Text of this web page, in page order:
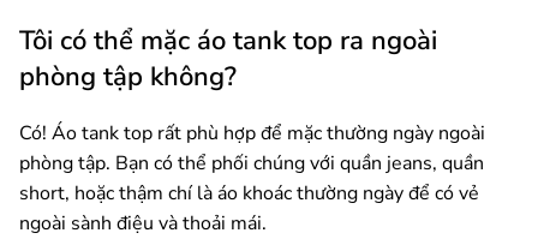
Tôi có thể mặc áo tank top ra ngoài
phòng tập không?
Có! Áo tank top rất phù hợp để mặc thường ngày ngoài
phòng tập. Bạn có thể phối chúng với quần jeans, quần
short, hoặc thậm chí là áo khoác thường ngày để có vẻ
ngoài sành điệu và thoải mái.